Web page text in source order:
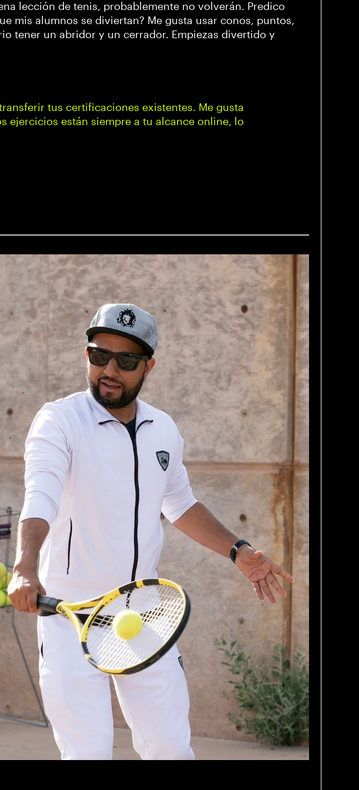
lección de tenis, probablemente no volverán. Predico
mis alumnos se diviertan? Me gusta usar conos, puntos,
tener un abridor y un cerrador. Empiezas divertido y
tus certificaciones existentes. Me gusta
ejercicios están siempre a tu alcance online, lo